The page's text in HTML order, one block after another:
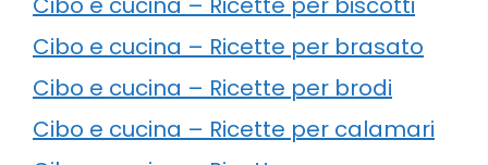
Cibo e cucina – Ricette per brasato
Cibo e cucina – Ricette per brodi
Cibo e cucina – Ricette per calamari